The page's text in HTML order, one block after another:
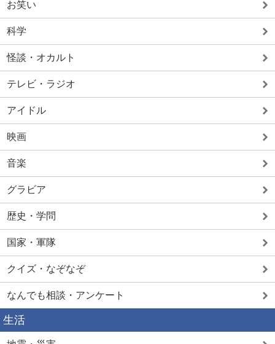
お笑い
科学
怪談・オカルト
テレビ・ラジオ
アイドル
映画
音楽
グラビア
歴史・学問
国家・軍隊
クイズ・なぞなぞ
なんでも相談・アンケート
生活